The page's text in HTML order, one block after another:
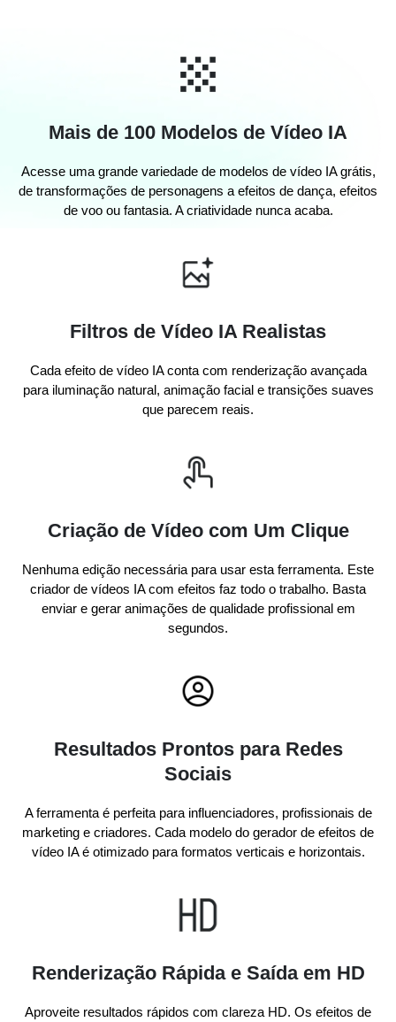
Mais de 100 Modelos de Vídeo IA
Acesse uma grande variedade de modelos de vídeo IA grátis,
de transformações de personagens a efeitos de dança, efeitos
de voo ou fantasia. A criatividade nunca acaba.
Filtros de Vídeo IA Realistas
Cada efeito de vídeo IA conta com renderização avançada
para iluminação natural, animação facial e transições suaves
que parecem reais.
Criação de Vídeo com Um Clique
Nenhuma edição necessária para usar esta ferramenta. Este
criador de vídeos IA com efeitos faz todo o trabalho. Basta
enviar e gerar animações de qualidade profissional em
segundos.
Resultados Prontos para Redes
Sociais
A ferramenta é perfeita para influenciadores, profissionais de
marketing e criadores. Cada modelo do gerador de efeitos de
vídeo IA é otimizado para formatos verticais e horizontais.
Renderização Rápida e Saída em HD
Aproveite resultados rápidos com clareza HD. Os efeitos de